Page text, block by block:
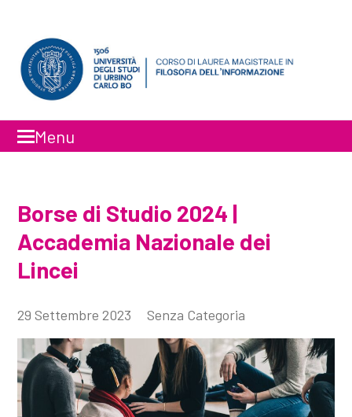
Menu
Borse di Studio 2024 |
Accademia Nazionale dei
Lincei
29 Settembre 2023 Senza Categoria